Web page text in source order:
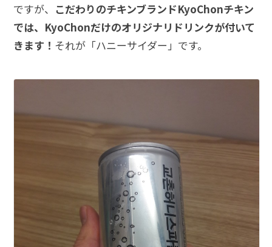
ですが、 こだわりのチキンブランドKyoChonチキン
では、KyoChonだけのオリジナリドリンクが付いて
きます！ それが「ハニーサイダー」です。